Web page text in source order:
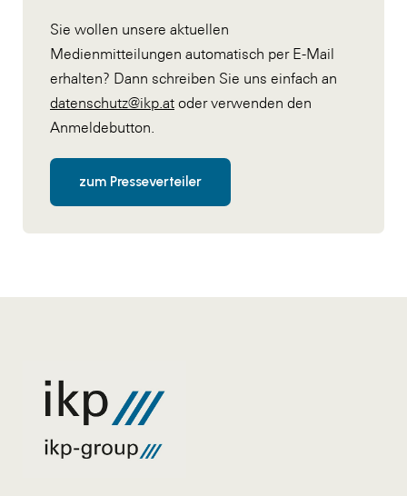
Sie wollen unsere aktuellen
Medienmitteilungen automatisch per E-Mail
erhalten? Dann schreiben Sie uns einfach an
datenschutz@ikp.at oder verwenden den
Anmeldebutton.
zum Presseverteiler